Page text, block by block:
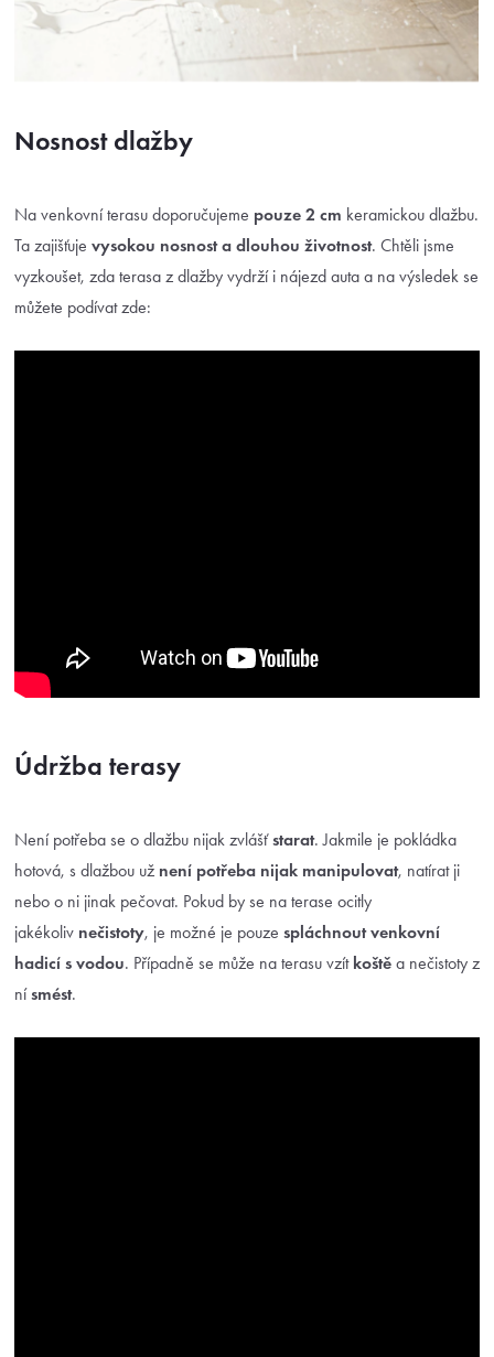
Nosnost dlažby
Na venkovní terasu doporučujeme pouze 2 cm keramickou dlažbu.
Ta zajišťuje vysokou nosnost a dlouhou životnost. Chtěli jsme
vyzkoušet, zda terasa z dlažby vydrží i nájezd auta a na výsledek se
můžete podívat zde:
Údržba terasy
Není potřeba se o dlažbu nijak zvlášťstarat. Jakmile je pokládka
hotová, s dlažbou už není potřeba nijak manipulovat, natírat ji
nebo o ni jinak pečovat. Pokud by se na terase ocitly
jakékoliv nečistoty, je možné je pouze spláchnout venkovní
hadicí s vodou. Případně se může na terasu vzít koště a nečistoty z
nísmést.